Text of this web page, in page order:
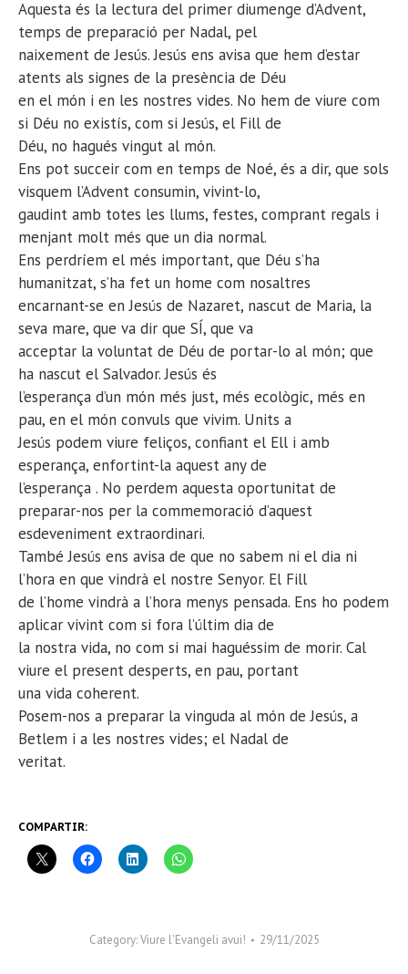
Aquesta és la lectura del primer diumenge d’Advent,
temps de preparació per Nadal, pel
naixement de Jesús. Jesús ens avisa que hem d’estar
atents als signes de la presència de Déu
en el món i en les nostres vides. No hem de viure com
si Déu no existís, com si Jesús, el Fill de
Déu, no hagués vingut al món.
Ens pot succeir com en temps de Noé, és a dir, que sols
visquem l’Advent consumin, vivint-lo,
gaudint amb totes les llums, festes, comprant regals i
menjant molt més que un dia normal.
Ens perdríem el més important, que Déu s’ha
humanitzat, s’ha fet un home com nosaltres
encarnant-se en Jesús de Nazaret, nascut de Maria, la
seva mare, que va dir que SÍ, que va
acceptar la voluntat de Déu de portar-lo al món; que
ha nascut el Salvador. Jesús és
l’esperança d’un món més just, més ecològic, més en
pau, en el món convuls que vivim. Units a
Jesús podem viure feliços, confiant el Ell i amb
esperança, enfortint-la aquest any de
l’esperança . No perdem aquesta oportunitat de
preparar-nos per la commemoració d’aquest
esdeveniment extraordinari.
També Jesús ens avisa de que no sabem ni el dia ni
l’hora en que vindrà el nostre Senyor. El Fill
de l’home vindrà a l’hora menys pensada. Ens ho podem
aplicar vivint com si fora l’últim dia de
la nostra vida, no com si mai haguéssim de morir. Cal
viure el present desperts, en pau, portant
una vida coherent.
Posem-nos a preparar la vinguda al món de Jesús, a
Betlem i a les nostres vides; el Nadal de
veritat.
COMPARTIR:
Category:Viure l'Evangeli avui! 29/11/2025